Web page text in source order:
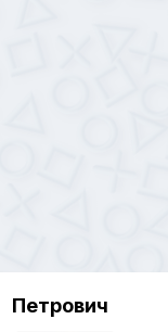
Петрович